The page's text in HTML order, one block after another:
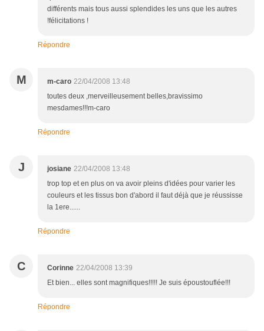
différents mais tous aussi splendides les uns que les autres
!félicitations !
Répondre
M m-caro 22/04/2008 13:48
toutes deux ,merveilleusement belles,bravissimo
mesdames!!!m-caro
Répondre
J josiane 22/04/2008 13:48
trop top et en plus on va avoir pleins d'idées pour varier les
couleurs et les tissus bon d'abord il faut déjà que je réussisse
la 1ere......
Répondre
C Corinne 22/04/2008 13:39
Et bien... elles sont magnifiques!!!!! Je suis époustouflée!!!
Répondre